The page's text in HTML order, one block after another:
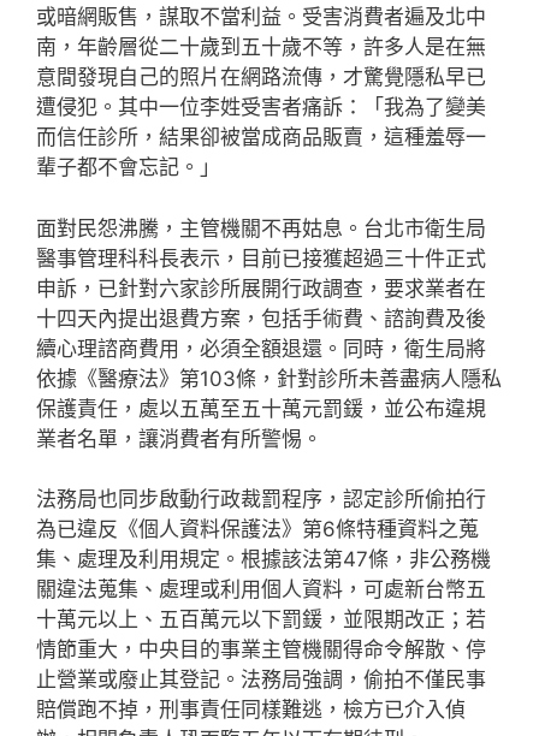
或暗網販售，謀取不當利益。受害消費者遍及北中
南，年齡層從二十歲到五十歲不等，許多人是在無
意間發現自己的照片在網路流傳，才驚覺隱私早已
遭侵犯。其中一位李姓受害者痛訴：「我為了變美
而信任診所，結果卻被當成商品販賣，這種羞辱一
輩子都不會忘記。」
面對民怨沸騰，主管機關不再姑息。台北市衛生局
醫事管理科科長表示，目前已接獲超過三十件正式
申訴，已針對六家診所展開行政調查，要求業者在
十四天內提出退費方案，包括手術費、諮詢費及後
續心理諮商費用，必須全額退還。同時，衛生局將
依據《醫療法》第103條，針對診所未善盡病人隱私
保護責任，處以五萬至五十萬元罰鍰，並公布違規
業者名單，讓消費者有所警惕。
法務局也同步啟動行政裁罰程序，認定診所偷拍行
為已違反《個人資料保護法》第6條特種資料之蒐
集、處理及利用規定。根據該法第47條，非公務機
關違法蒐集、處理或利用個人資料，可處新台幣五
十萬元以上、五百萬元以下罰鍰，並限期改正；若
情節重大，中央目的事業主管機關得命令解散、停
止營業或廢止其登記。法務局強調，偷拍不僅民事
賠償跑不掉，刑事責任同樣難逃，檢方已介入偵